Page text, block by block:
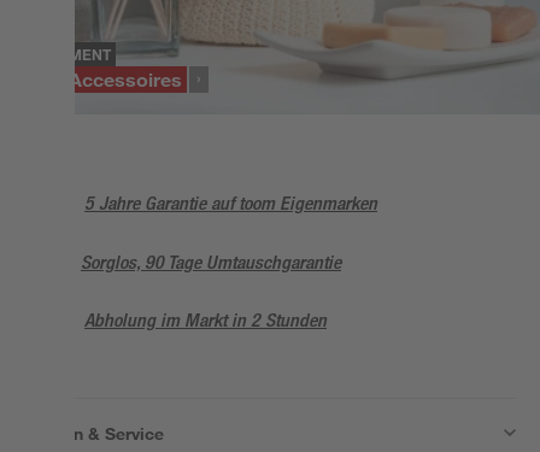
SORTIMENT
Bad-Accessoires
5 Jahre Garantie auf toom Eigenmarken
Sorglos, 90 Tage Umtauschgarantie
Abholung im Markt in 2 Stunden
Wissen & Service